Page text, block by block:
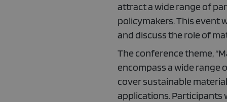
attract a wide range of
policymakers. This event
and discuss the role of
The conference theme,
encompass a wide range
cover sustainable
applications. Participants